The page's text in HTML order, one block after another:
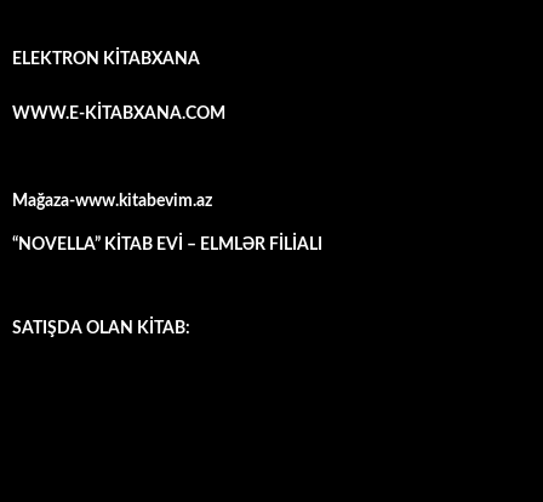
ELEKTRON KİTABXANA
WWW.E-KİTABXANA.COM
Mağaza-www.kitabevim.az
“NOVELLA” KİTAB EVİ – ELMLƏR FİLİALI
SATIŞDA OLAN KİTAB: